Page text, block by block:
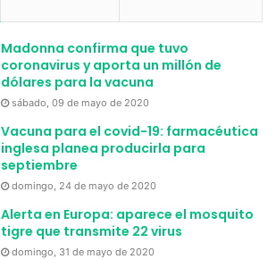
Madonna confirma que tuvo
coronavirus y aporta un millón de
dólares para la vacuna
sábado, 09 de mayo de 2020
Vacuna para el covid-19: farmacéutica
inglesa planea producirla para
septiembre
domingo, 24 de mayo de 2020
Alerta en Europa: aparece el mosquito
tigre que transmite 22 virus
domingo, 31 de mayo de 2020